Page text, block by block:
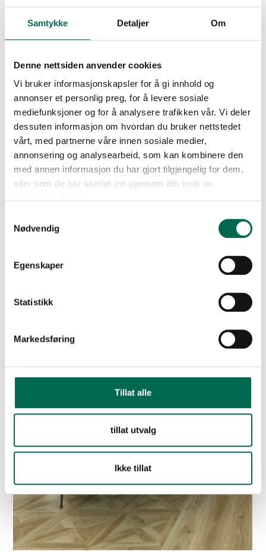
Samtykke Detaljer Om
Denne nettsiden anvender cookies
Vi bruker informasjonskapsler for å gi innhold og
annonser et personlig preg, for å levere sosiale
mediefunksjoner og for å analysere trafikken vår. Vi deler
dessuten informasjon om hvordan du bruker nettstedet
vårt, med partnerne våre innen sosiale medier,
annonsering og analysearbeid, som kan kombinere den
med annen informasjon du har gjort tilgjengelig for dem,
eller som de har samlet inn gjennom din bruk av
Nødvendig
Egenskaper
Statistikk
Markedsføring
Tillat alle
tillat utvalg
Ikke tillat
Gulvet kan nemlig monteres rett på de fleste
ressursbruk på forberedelse av undergulv.
Kolleksjonen byr også på noen unike muligheter
for materialkombinasjoner. Fordi Expona Simplay
har den perfekte høyden for å legges kant-i-kant
med en hvilken som helst standard teppeflis, kan
du kombinere materialene uten å bruke gulvlist.
Det er praktisk når du har store lokaler hvor ulike
Simplay i korridorer og oppnå en sømløs
overgang til teppefliser i et åpent kontorlandskap.